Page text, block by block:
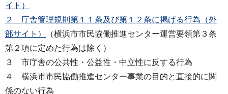
イト）
２ 庁舎管理規則第１１条及び第１２条に掲げる行為（外
部サイト）
（横浜市市民協働推進センター運営要領第３条
第２項に定めた行為は除く）
３ 市庁舎の公共性・公益性・中立性に反する行為
４ 横浜市市民協働推進センター事業の目的と直接的に関
係のない行為